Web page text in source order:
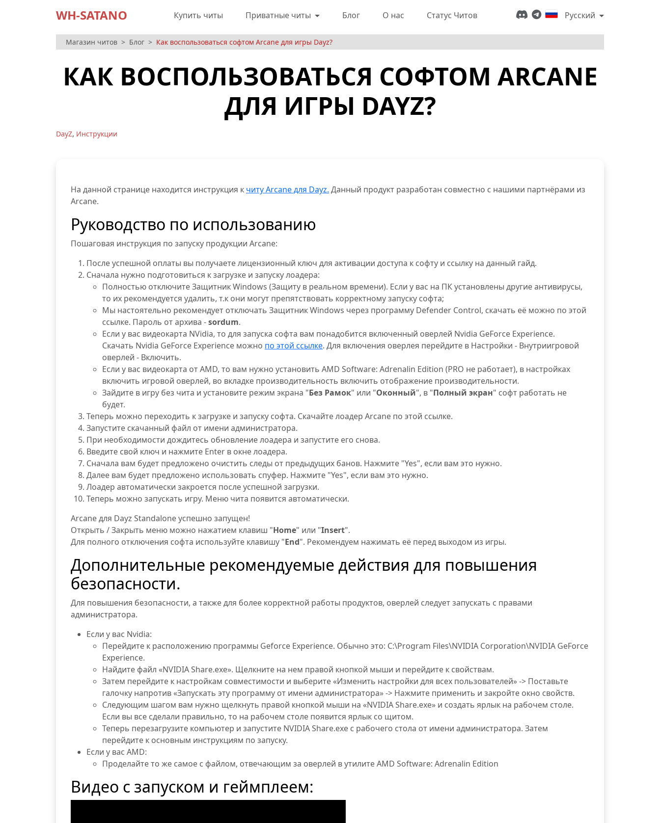
WH-SATANO Купить читы Приватные читы Блог О нас Статус Читов Русский
Магазин читов Блог Как воспользоваться софтом Arcane для игры Dayz?
КАК ВОСПОЛЬЗОВАТЬСЯ СОФТОМ ARCANE
ДЛЯ ИГРЫ DAYZ?
DayZ, Инструкции
На данной странице находится инструкция к читу Arcane для Dayz. Данный продукт разработан совместно с нашими партнёрами из
Arcane.
Руководство по использованию
Пошаговая инструкция по запуску продукции Arcane:
После успешной оплаты вы получаете лицензионный ключ для активации доступа к софту и ссылку на данный гайд.
Сначала нужно подготовиться к загрузке и запуску лоадера:
Полностью отключите Защитник Windows (Защиту в реальном времени). Если у вас на ПК установлены другие антивирусы,
то их рекомендуется удалить, т.к они могут препятствовать корректному запуску софта;
Мы настоятельно рекомендует отключать Защитник Windows через программу Defender Control, скачать её можно по этой
ссылке. Пароль от архива -sordum.
Если у вас видеокарта NVidia, то для запуска софта вам понадобится включенный оверлей Nvidia GeForce Experience.
Скачать Nvidia GeForce Experience можно по этой ссылке. Для включения оверлея перейдите в Настройки - Внутриигровой
оверлей - Включить.
Если у вас видеокарта от AMD, то вам нужно установить AMD Software: Adrenalin Edition (PRO не работает), в настройках
включить игровой оверлей, во вкладке производительность включить отображение производительности.
Зайдите в игру без чита и установите режим экрана "Без Рамок" или "Оконный", в "Полный экран" софт работать не
будет.
Теперь можно переходить к загрузке и запуску софта. Скачайте лоадер Arcane по этой ссылке.
Запустите скачанный файл от имени администратора.
При необходимости дождитесь обновление лоадера и запустите его снова.
Введите свой ключ и нажмите Enter в окне лоадера.
Сначала вам будет предложено очистить следы от предыдущих банов. Нажмите "Yes", если вам это нужно.
Далее вам будет предложено использовать спуфер. Нажмите "Yes", если вам это нужно.
Лоадер автоматически закроется после успешной загрузки.
Теперь можно запускать игру. Меню чита появится автоматически.
Arcane для Dayz Standalone успешно запущен!
Открыть / Закрыть меню можно нажатием клавиш "Home" или "Insert".
Для полного отключения софта используйте клавишу "End". Рекомендуем нажимать её перед выходом из игры.
Дополнительные рекомендуемые действия для повышения
безопасности.
Для повышения безопасности, а также для более корректной работы продуктов, оверлей следует запускать с правами
администратора.
Если у вас Nvidia:
Перейдите к расположению программы Geforce Experience. Обычно это: C:\Program Files\NVIDIA Corporation\NVIDIA GeForce
Experience.
Найдите файл «NVIDIA Share.exe». Щелкните на нем правой кнопкой мыши и перейдите к свойствам.
Затем перейдите к настройкам совместимости и выберите «Изменить настройки для всех пользователей» -> Поставьте
галочку напротив «Запускать эту программу от имени администратора» -> Нажмите применить и закройте окно свойств.
Следующим шагом вам нужно щелкнуть правой кнопкой мыши на «NVIDIA Share.exe» и создать ярлык на рабочем столе.
Если вы все сделали правильно, то на рабочем столе появится ярлык со щитом.
Теперь перезагрузите компьютер и запустите NVIDIA Share.exe с рабочего стола от имени администратора. Затем
перейдите к основным инструкциям по запуску.
Если у вас AMD:
Проделайте то же самое с файлом, отвечающим за оверлей в утилите AMD Software: Adrenalin Edition
Видео с запуском и геймплеем: